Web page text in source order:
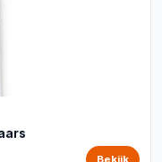
Bekijk